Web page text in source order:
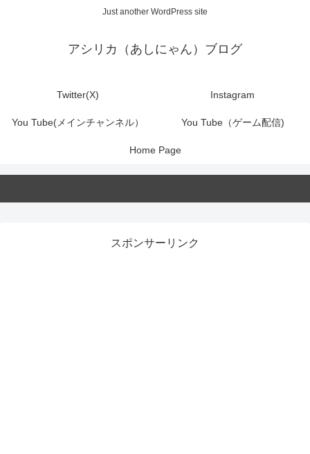
Just another WordPress site
アシリカ（あしにゃん）ブログ
Twitter(X) Instagram
You Tube(メインチャンネル） You Tube（ゲーム配信)
Home Page
スポンサーリンク